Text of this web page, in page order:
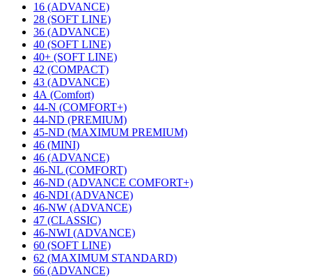
16 (ADVANCE)
28 (SOFT LINE)
36 (ADVANCE)
40 (SOFT LINE)
40+ (SOFT LINE)
42 (COMPACT)
43 (ADVANCE)
4А (Comfort)
44-N (COMFORT+)
44-ND (PREMIUM)
45-ND (MAXIMUM PREMIUM)
46 (MINI)
46 (ADVANCE)
46-NL (COMFORT)
46-ND (ADVANCE COMFORT+)
46-NDI (ADVANCE)
46-NW (ADVANCE)
47 (CLASSIC)
46-NWI (ADVANCE)
60 (SOFT LINE)
62 (MAXIMUM STANDARD)
66 (ADVANCE)